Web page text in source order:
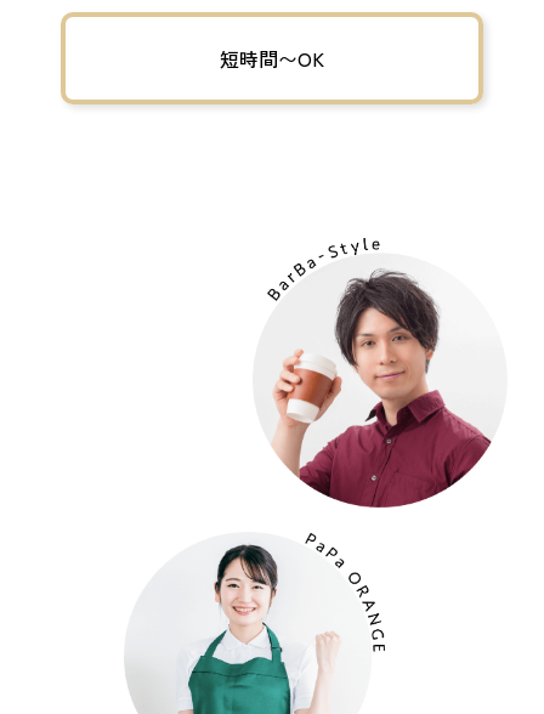
短時間〜OK